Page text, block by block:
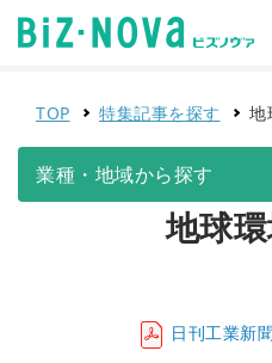
TOP 特集記事を探す 地
業種・地域から探す
地球
日刊工業新